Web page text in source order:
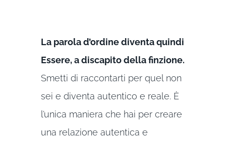
La parola d’ordine diventa quindi
Essere, a discapito della finzione.
Smetti di raccontarti per quel non
sei e diventa autentico e reale. È
l’unica maniera che hai per creare
una relazione autentica e